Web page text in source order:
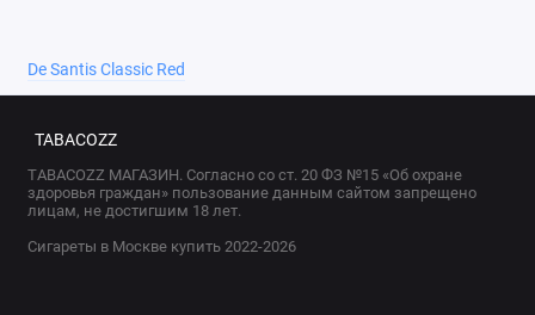
De Santis Classic Red
TABACOZZ
TABACOZZ МАГАЗИН. Согласно со ст. 20 ФЗ №15 «Об охране
здоровья граждан» пользование данным сайтом запрещено
лицам, не достигшим 18 лет.
Сигареты в Москве купить 2022-2026